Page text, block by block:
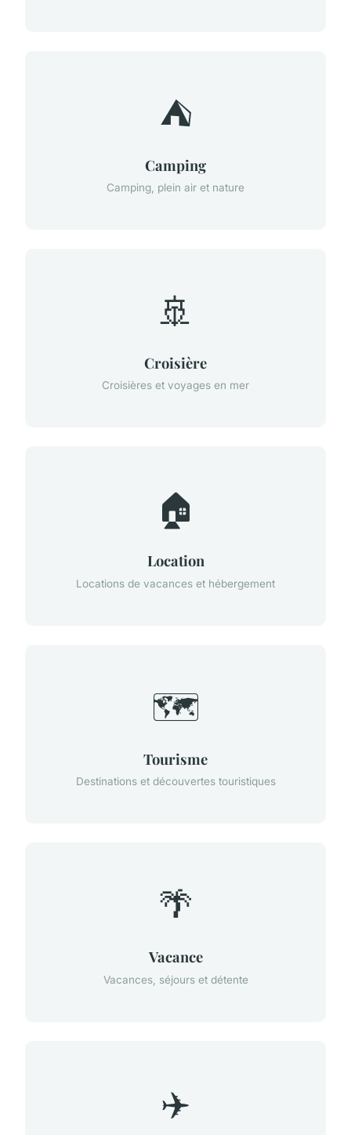
⛺
Camping
Camping, plein air et nature
🚢
Croisière
Croisières et voyages en mer
🏠
Location
Locations de vacances et hébergement
🗺️
Tourisme
Destinations et découvertes touristiques
🌴
Vacance
Vacances, séjours et détente
✈️